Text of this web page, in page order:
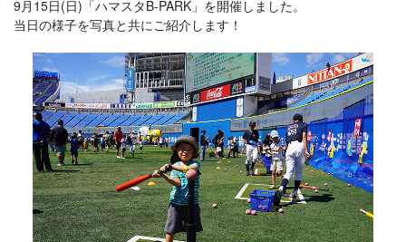
9月15日(日)「ハマスタB-PARK」を開催しました。
当日の様子を写真と共にご紹介します！